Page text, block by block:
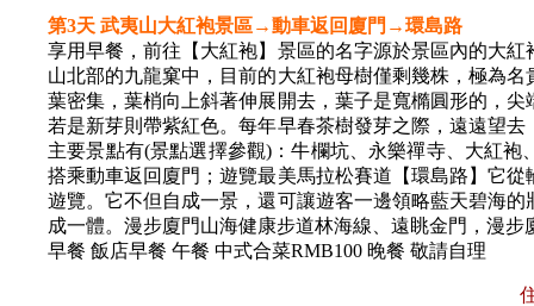
第3天 武夷山大紅袍景區→動車返回廈門→環島路
享用早餐，前往【大紅袍】景區的名字源於景區內的大
山北部的九龍窠中，目前的大紅袍母樹僅剩幾株，極為
葉密集，葉梢向上斜著伸展開去，葉子是寬橢圓形的，
若是新芽則帶紫紅色。每年早春茶樹發芽之際，遠遠望
主要景點有(景點選擇參觀)：牛欄坑、永樂禪寺、大紅
搭乘動車返回廈門；遊覽最美馬拉松賽道【環島路】它
遊覽。它不但自成一景，還可讓遊客一邊領略藍天碧海
成一體。漫步廈門山海健康步道林海線、遠眺金門，漫
早餐 飯店早餐 午餐 中式合菜RMB100 晚餐 敬請自理